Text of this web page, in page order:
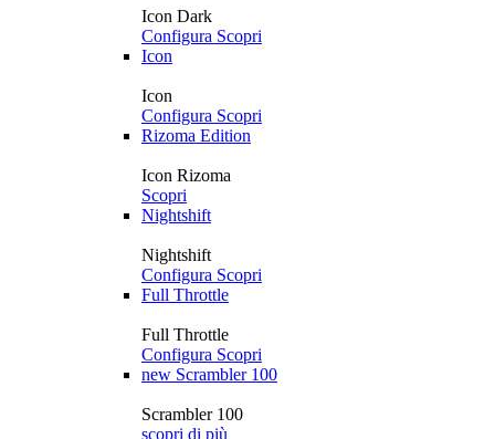
Icon Dark
Configura Scopri
Icon
Icon
Configura Scopri
Rizoma Edition
Icon Rizoma
Scopri
Nightshift
Nightshift
Configura Scopri
Full Throttle
Full Throttle
Configura Scopri
new Scrambler 100
Scrambler 100
scopri di più